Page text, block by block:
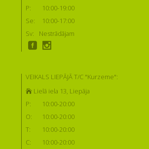
P:
10:00-19:00
Se:
10:00-17:00
Sv:
Nestrādājam
VEIKALS LIEPĀJĀ T/C "Kurzeme":
Lielā iela 13, Liepāja
P:
10:00-20:00
O:
10:00-20:00
T:
10:00-20:00
C:
10:00-20:00